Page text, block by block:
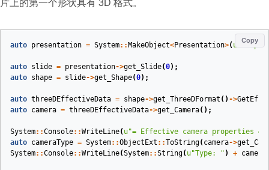
片上的第一个形状具有 3D 格式。
Copy
auto presentation = System:: MakeObject<Presentation>( u
auto slide = presentation->get_Slide(0);
auto shape = slide->get_Shape(0);
auto threeDEffectiveData = shape->get_ThreeDFormat () ->
auto camera = threeDEffectiveData->get_Camera();
System::Console::WriteLine( u"= Effective camera properties ="
auto cameraType = System::ObjectExt ::ToString( camera->
System::Console::WriteLine(System::String( u"Type: " ) +